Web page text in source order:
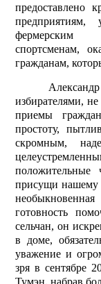
предоставлено
предприятиям,
фермерским
спортсменам,
гражданам,
избирателями,
приемы
простоту,
скромным,
положительные
присущи нашему
готовность
сельчан, он
в доме,
уважение и
зря в сентябре